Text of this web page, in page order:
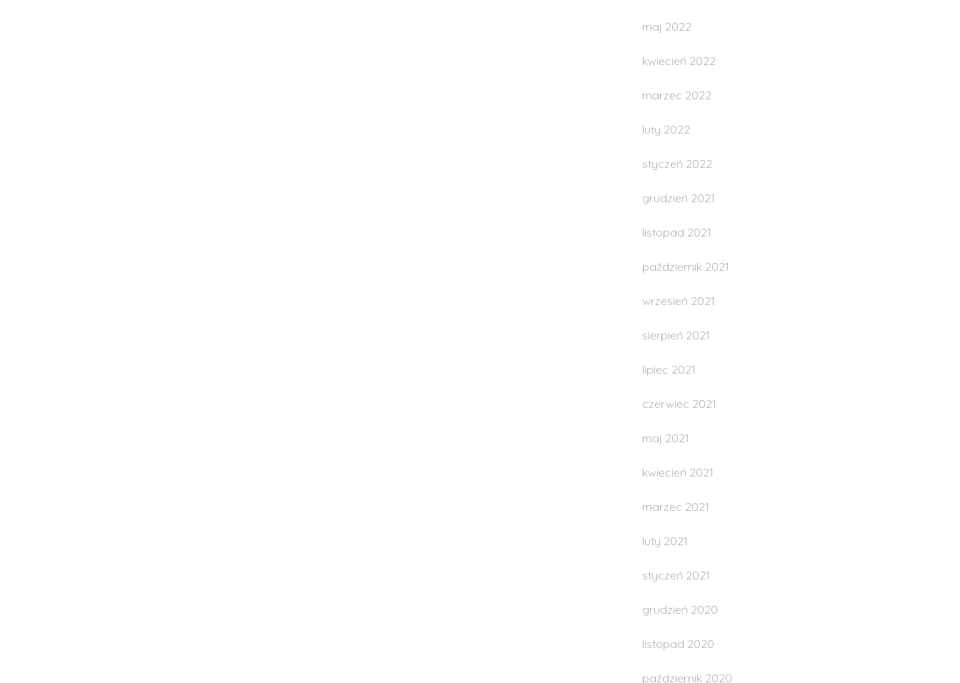
maj 2022
kwiecień 2022
marzec 2022
luty 2022
styczeń 2022
grudzień 2021
listopad 2021
październik 2021
wrzesień 2021
sierpień 2021
lipiec 2021
czerwiec 2021
maj 2021
kwiecień 2021
marzec 2021
luty 2021
styczeń 2021
grudzień 2020
listopad 2020
październik 2020